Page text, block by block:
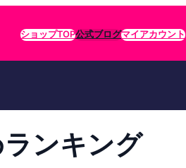
ショップTOP公式ブログマイアカウント
ンキング